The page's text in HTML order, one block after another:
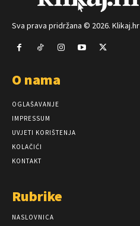
Sva prava pridržana © 2026. Klikaj.hr
O nama
OGLAŠAVANJE
IMPRESSUM
UVJETI KORIŠTENJA
KOLAČIĆI
KONTAKT
Rubrike
NASLOVNICA